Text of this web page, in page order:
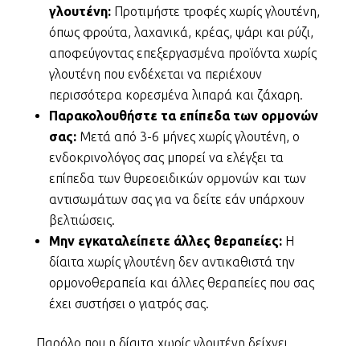
γλουτένη: Προτιμήστε τροφές χωρίς γλουτένη,
όπως φρούτα, λαχανικά, κρέας, ψάρι και ρύζι,
αποφεύγοντας επεξεργασμένα προϊόντα χωρίς
γλουτένη που ενδέχεται να περιέχουν
περισσότερα κορεσμένα λιπαρά και ζάχαρη.
Παρακολουθήστε τα επίπεδα των ορμονών
σας:Μετά από 3-6 μήνες χωρίς γλουτένη, ο
ενδοκρινολόγος σας μπορεί να ελέγξει τα
επίπεδα των θυρεοειδικών ορμονών και των
αντισωμάτων σας για να δείτε εάν υπάρχουν
βελτιώσεις.
Μην εγκαταλείπετε άλλες θεραπείες:Η
δίαιτα χωρίς γλουτένη δεν αντικαθιστά την
ορμονοθεραπεία και άλλες θεραπείες που σας
έχει συστήσει ο γιατρός σας.
Παρόλο που η δίαιτα χωρίς γλουτένη δείχνει